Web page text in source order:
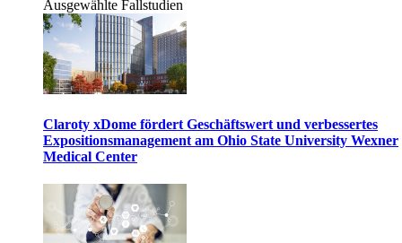
Ausgewählte Fallstudien
Claroty xDome fördert Geschäftswert und verbessertes
Expositionsmanagement am Ohio State University Wexner
Medical Center